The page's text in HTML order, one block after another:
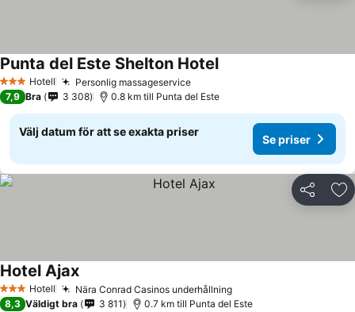
3 StjärnorHotell Personlig massageservice
Punta del Este Shelton Hotel
7,9 Bra 3 308 0.8 km till Punta del Este
Välj datum för att se exakta priser
Se priser
Dela
3 StjärnorHotell Nära Conrad Casinos underhållning
Hotel Ajax
8,3 Väldigt bra 3 811 0.7 km till Punta del Este